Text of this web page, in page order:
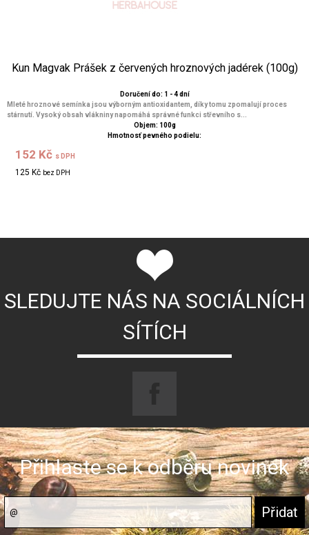
Kun Magvak Prášek z červených hroznových jadérek (100g)
Doručení do: 1 - 4 dní
Mleté hroznové semínka jsou výborným antioxidantem, díky tomu zpomalují proces
stárnutí. Vysoký obsah vlákniny napomáhá správné funkci střevního s...
Objem: 100g
Hmotnosť pevného podielu:
152 Kč s DPH
125 Kč bez DPH
SLEDUJTE NÁS NA SOCIÁLNÍCH
SÍTÍCH
Přihlaste se k odběru novinek